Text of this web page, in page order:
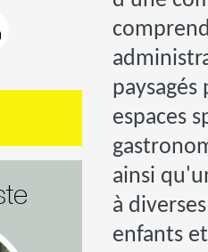
espaces
ainsi
à
enfants